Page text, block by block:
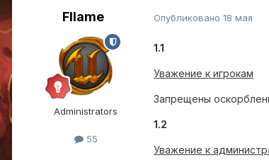
Fllame
Administrators
55
Опубликовано 18 мая
1.1
Уважение к игрокам
Запрещены
1.2
Уважение к